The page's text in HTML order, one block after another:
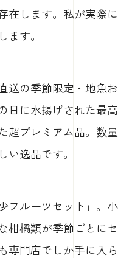
在します。私が実際
す。
送の季節限定・地魚
日に水揚げされた最
超プレミアム品。数
逸品です。
フルーツセット」。
柑橘類が季節ごとに
専門店でしか手に入